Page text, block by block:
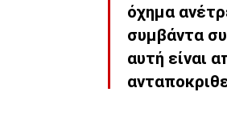
όχημα
συμβάντα
αυτή είναι